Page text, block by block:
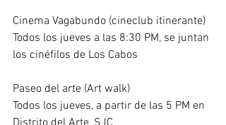
Cinema Vagabundo (cineclub itinerante)
Todos los jueves a las 8:30 PM, se juntan
los cinéfilos de Los Cabos
Paseo del arte (Art walk)
Todos los jueves, a partir de las 5 PM en